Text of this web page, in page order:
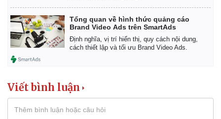
Kinh tế
Tổng quan về hình thức quảng cáo
Brand Video Ads trên SmartAds
Định nghĩa, vị trí hiển thị, quy cách nội dung,
cách thiết lập và tối ưu Brand Video Ads.
Viết bình luận